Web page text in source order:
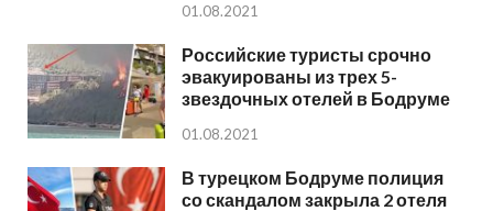
01.08.2021
Российские туристы срочно
эвакуированы из трех 5-
звездочных отелей в Бодруме
01.08.2021
В турецком Бодруме полиция
со скандалом закрыла 2 отеля